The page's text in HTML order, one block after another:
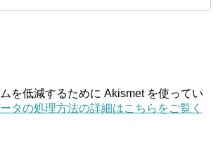
を低減するために Akismet を使ってい
タの処理方法の詳細はこちらをご覧く